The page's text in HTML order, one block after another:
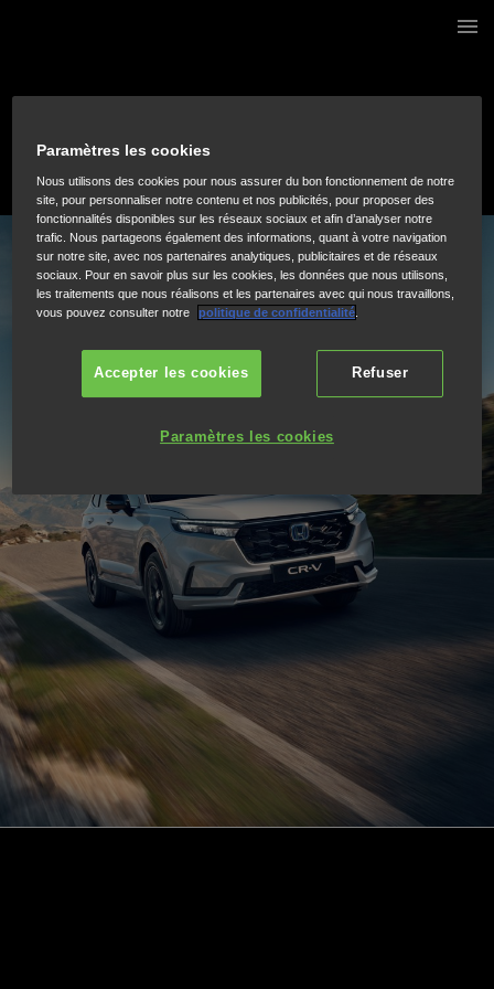
Paramètres les cookies
Nous utilisons des cookies pour nous assurer du bon fonctionnement de notre
site, pour personnaliser notre contenu et nos publicités, pour proposer des
fonctionnalités disponibles sur les réseaux sociaux et afin d’analyser notre
trafic. Nous partageons également des informations, quant à votre navigation
sur notre site, avec nos partenaires analytiques, publicitaires et de réseaux
sociaux. Pour en savoir plus sur les cookies, les données que nous utilisons,
les traitements que nous réalisons et les partenaires avec qui nous travaillons,
vous pouvez consulter notre
politique de confidentialité.
Refuser
Accepter les cookies
Paramètres les cookies